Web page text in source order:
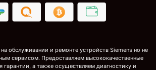
обслуживании и ремонте устройств Siemens но не
сервисом. Предоставляем высококачественные
гарантии, а также осуществляем диагностику и